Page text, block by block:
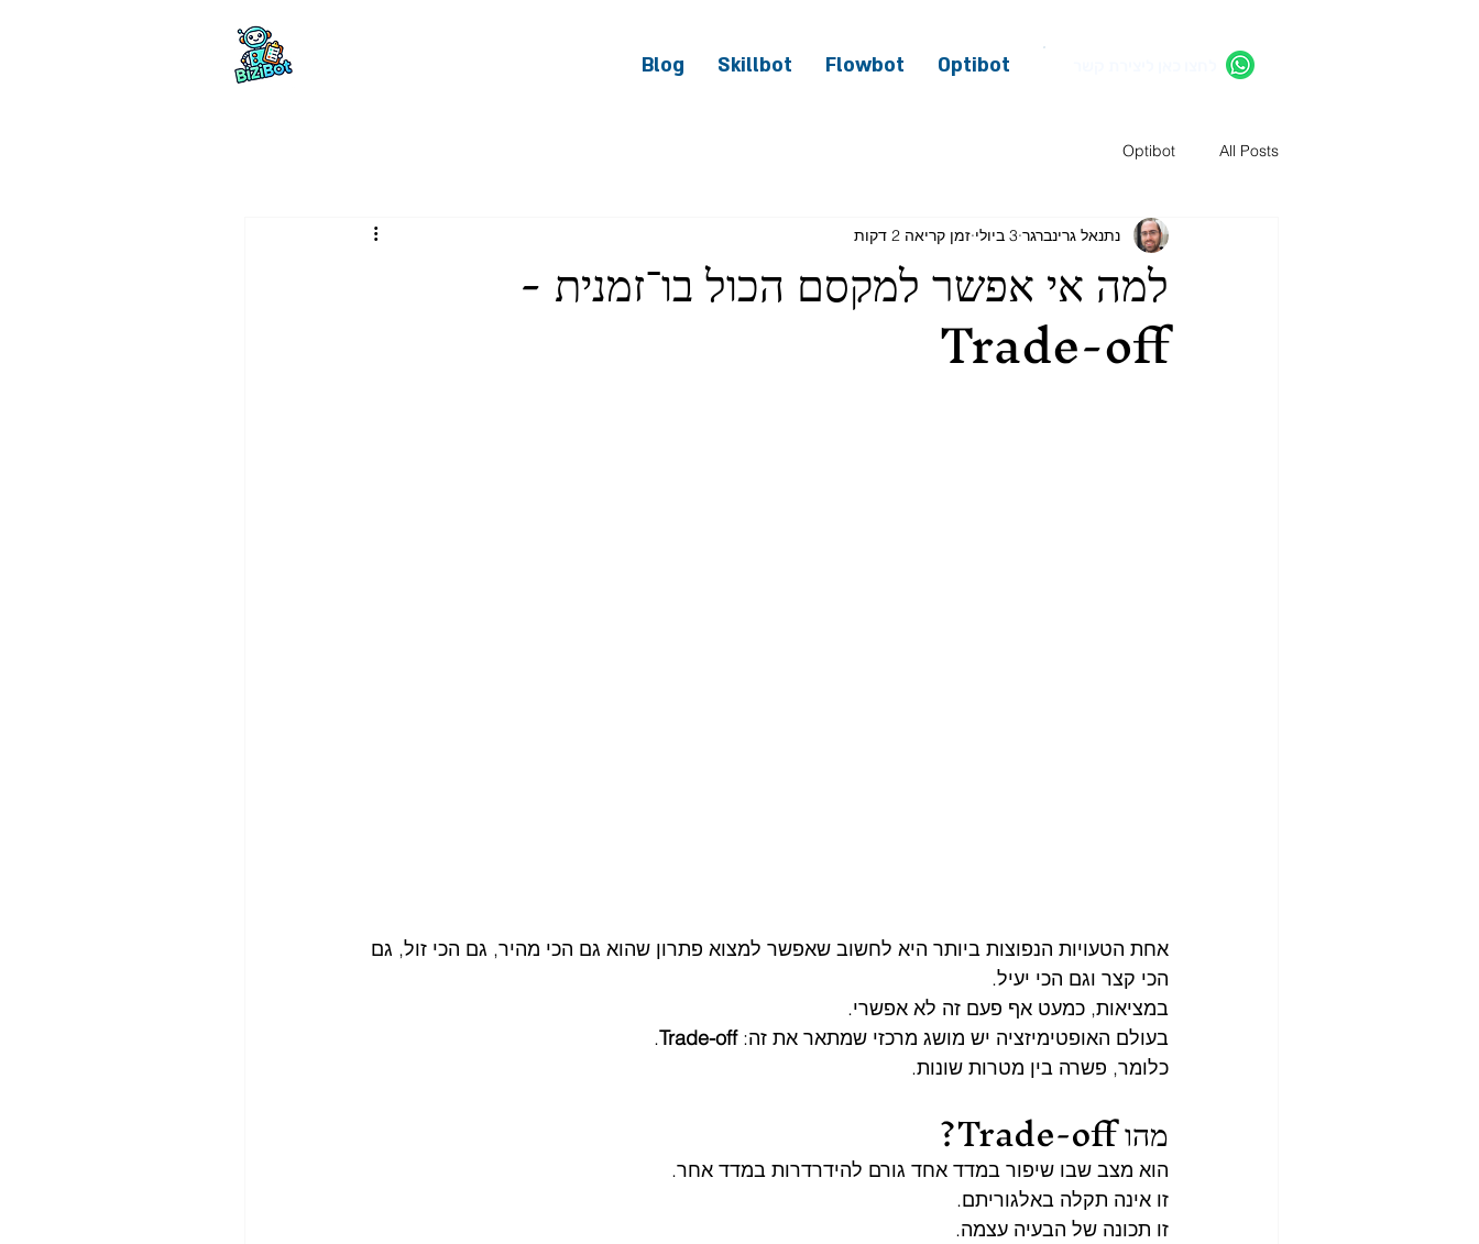
Optibot
Flowbot
Skillbot
Blog
All Posts
Optibot
למה אי אפשר למקסם הכול בו־זמנית -
Trade-off
נתנאל גרינברגר 3 ביולי זמן קריאה 2 דקות
אחת הטעויות הנפוצות ביותר היא לחשוב שאפשר למצוא פתרון שהוא גם הכי מהיר, גם הכי זול, גם
הכי קצר וגם הכי יעיל.
במציאות, כמעט אף פעם זה לא אפשרי.
בעולם האופטימיזציה יש מושג מרכזי שמתאר את זה: Trade-off
.
כלומר, פשרה בין מטרות שונות.
מהו Trade-off?
הוא מצב שבו שיפור במדד אחד גורם להידרדרות במדד אחר.
זו אינה תקלה באלגוריתם.
זו תכונה של הבעיה עצמה.